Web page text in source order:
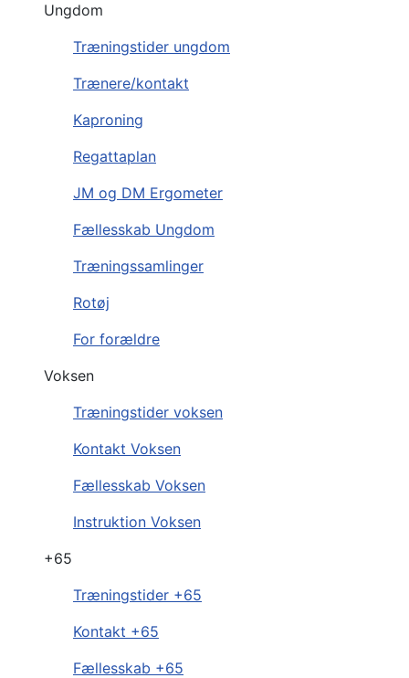
Ungdom
Træningstider ungdom
Trænere/kontakt
Kaproning
Regattaplan
JM og DM Ergometer
Fællesskab Ungdom
Træningssamlinger
Rotøj
For forældre
Voksen
Træningstider voksen
Kontakt Voksen
Fællesskab Voksen
Instruktion Voksen
+65
Træningstider +65
Kontakt +65
Fællesskab +65